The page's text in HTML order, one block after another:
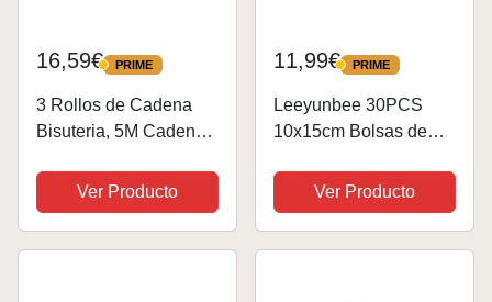
16,59€ PRIME
PRIME
3 Rollos de Cadena
Bisuteria, 5M Cadenas
Cadenas Extensoras
para Hacer Joyas, con
60 Cierres de
Ver Producto
11,99€ PRIME
PRIME
Leeyunbee 30PCS
10x15cm Bolsas de
Sacos de Yute, Bolsa
de Arpillera con
Cordón para Regalo,
Ver Producto